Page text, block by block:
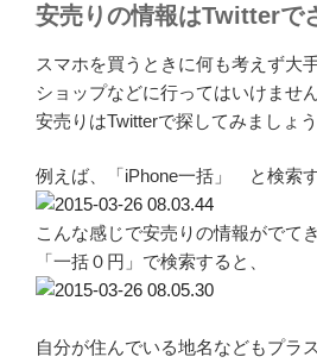
安売りの情報はTwitterで
スマホを買うときに何も考えず大
ショップなどに行ってはいけません
安売りはTwitterで探してみましょう
例えば、「iPhone一括」 と検索す
こんな感じで安売りの情報がでてき
「一括０円」で検索すると、
自分が住んでいる地名などもプラ